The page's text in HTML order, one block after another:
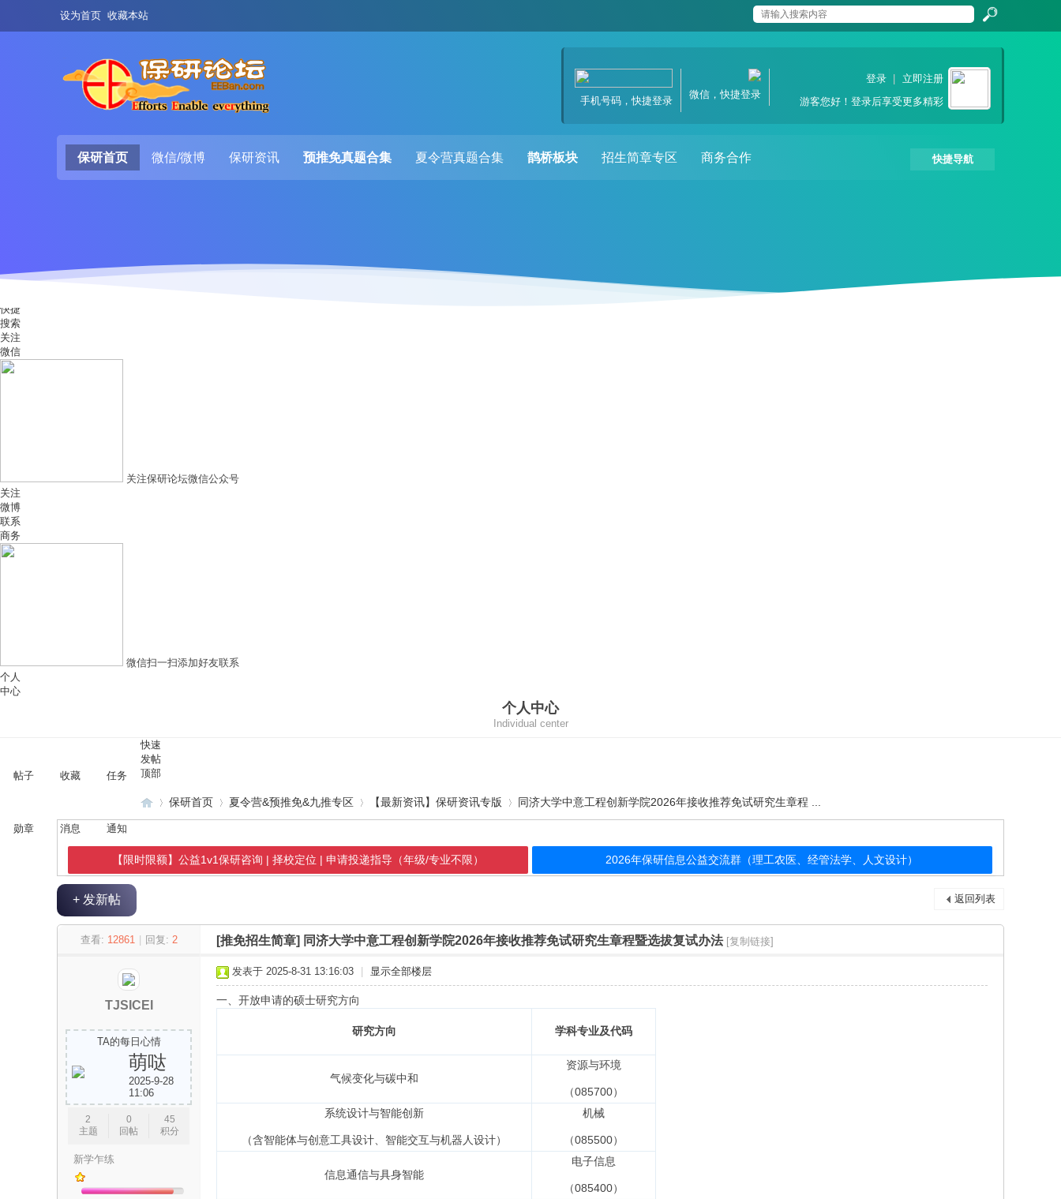
设为首页 收藏本站
索
登录
立即注册
游客您好！登录后享受更多精彩
微信，快捷登录
手机号码，快捷登录
快捷导航
保研首页 微信/微博 保研资讯 预推免真题合集 夏令营真题合集 鹊桥板块 招生简章专区 商务合作
快捷
搜索
关注
微信
关注保研论坛微信公众号
关注
微博
联系
商务
微信扫一扫添加好友联系
个人
中心
个人中心
Individual center
帖子 收藏 任务
勋章 消息 通知
快速
发帖
顶部
研
论
保研首页 夏令营&预推免&九推专区 【最新资讯】保研资讯专版 同济大学中意工程创新学院2026年接收推荐免试研究生章程 ...
【限时限额】公益1v1保研咨询 | 择校定位 | 申请投递指导（年级/专业不限） 2026年保研信息公益交流群（理工农医、经管法学、人文设计）
返回列表
+ 发新帖
查看: 12861 回复: 2 [推免招生简章] 同济大学中意工程创新学院2026年接收推荐免试研究生章程暨选拔复试办法 [复制链接]
TJSICEI
TA的每日心情
萌哒
2025-9-28
11:06
2
主题
0
回帖
45
积分
新学乍练
发表于 2025-8-31 13:16:03 显示全部楼层
一、开放申请的硕士研究方向
研究方向 学科专业及代码
气候变化与碳中和
资源与环境
（085700）
系统设计与智能创新
（含智能体与创意工具设计、智能交互与机器人设计）
机械
（085500）
信息通信与具身智能
电子信息
（085400）